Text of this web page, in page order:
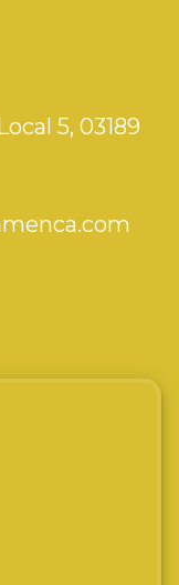
5, 03189